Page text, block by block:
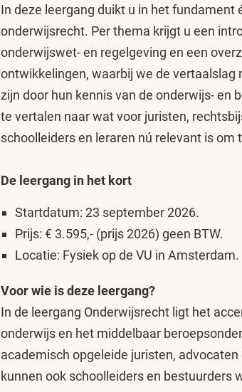
In deze leergang duikt u in het fundament
onderwijsrecht. Per thema krijgt u een
onderwijswet- en regelgeving en een
ontwikkelingen, waarbij we de vertaalslag
zijn door hun kennis van de onderwijs- en
te vertalen naar wat voor juristen,
schoolleiders en leraren nú relevant is om
De leergang in het kort
Startdatum: 23 september 2026.
Prijs: € 3.595,- (prijs 2026) geen BTW.
Locatie: Fysiek op de VU in Amsterdam.
Voor wie is deze leergang?
In de leergang Onderwijsrecht ligt het
onderwijs en het middelbaar
academisch opgeleide juristen,
kunnen ook schoolleiders en bestuurders